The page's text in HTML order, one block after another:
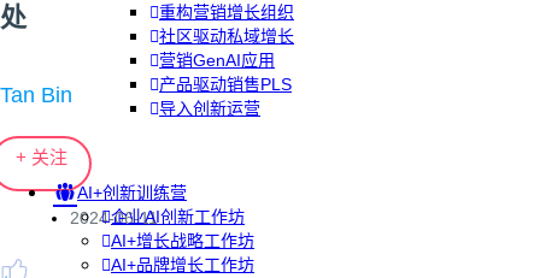
重构营销增长组织
社区驱动私域增长
营销GenAI应用
产品驱动销售PLS
导入创新运营
AI+创新训练营
企业AI创新工作坊
AI+增长战略工作坊
AI+品牌增长工作坊
处
Tan Bin
+ 关注
2024-06-11